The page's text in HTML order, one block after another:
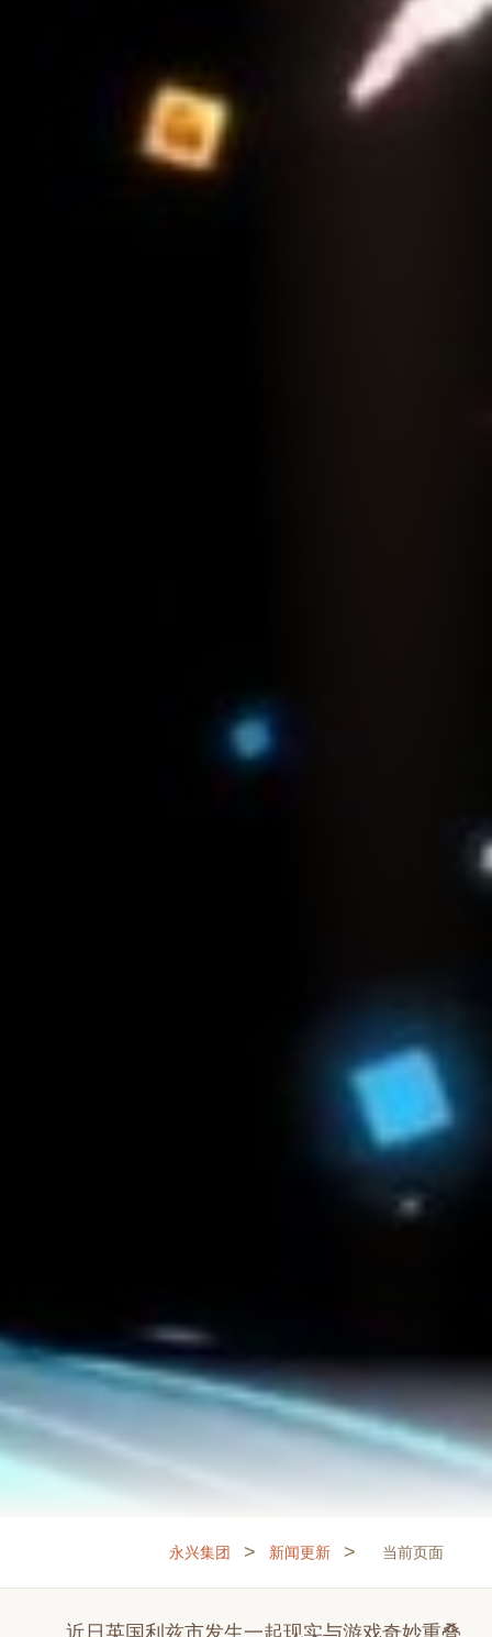
永兴集团 > 新闻更新 > 当前页面